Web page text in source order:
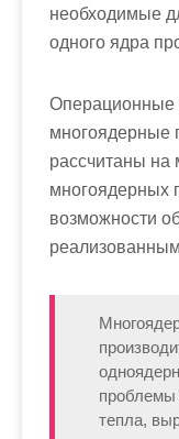
необходимые
одного ядра
Операционные
многоядерные
рассчитаны на
многоядерных
возможности
проблемы
тепла,